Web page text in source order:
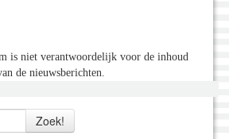
is niet verantwoordelijk voor de inhoud
de nieuwsberichten.